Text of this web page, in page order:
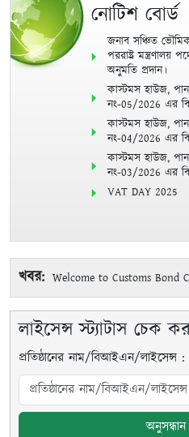
নোটিশ বোর্ড
জনাব সঞ্চিত
পররাষ্ট্র মন্ত্রণালয়
অনুমতি প্রদান।
কাস্টমস হাউজ,
নং-05/2026 এর
কাস্টমস হাউজ,
নং-04/2026 এর
কাস্টমস হাউজ,
নং-03/2026 এর
VAT DAY 2025
খবর: Welcome to Customs Bond
01-04-2025
লাইসেন্স স্ট্যাটাস চেক
প্রতিষ্ঠানের নাম/বিআইএন/লাইসেন্স :